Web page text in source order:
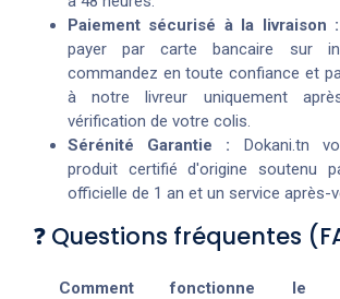
Paiement sécurisé à la livraison :
payer par carte bancaire sur
commandez en toute confiance et
à notre livreur uniquement
vérification de votre colis.
Sérénité Garantie : Dokani.tn
produit certifié d'origine soutenu
officielle de 1 an et un service après-
❓ Questions fréquentes
Comment fonctionne le